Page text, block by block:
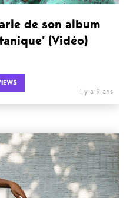
de son album
(Vidéo)
il y a 9 ans